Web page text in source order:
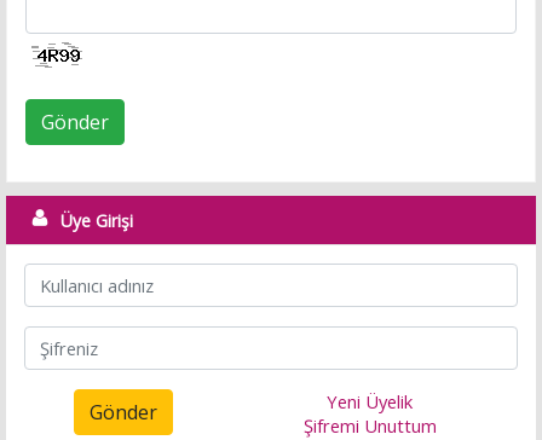
Gönder
Üye Girişi
Gönder
Yeni Üyelik
Şifremi Unuttum